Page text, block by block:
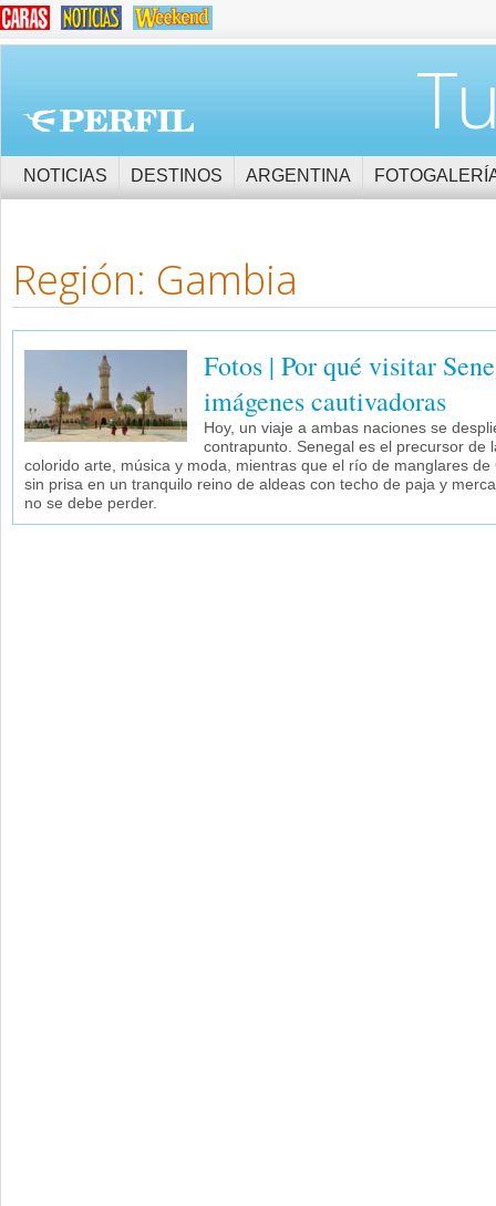
NOTICIAS DESTINOS ARGENTINA
Región: Gambia
Fotos | Por qué visitar
imágenes cautivadoras
Hoy, un viaje a ambas naciones se
contrapunto. Senegal es el precursor de
colorido arte, música y moda, mientras que el río de manglares
sin prisa en un tranquilo reino de aldeas con techo de paja y
no se debe perder.